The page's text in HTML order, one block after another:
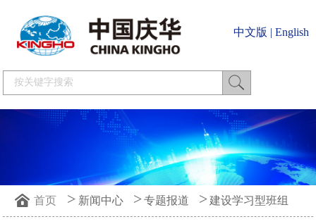
中文版 | English
首页 > 新闻中心 > 专题报道 > 建设学习型班组